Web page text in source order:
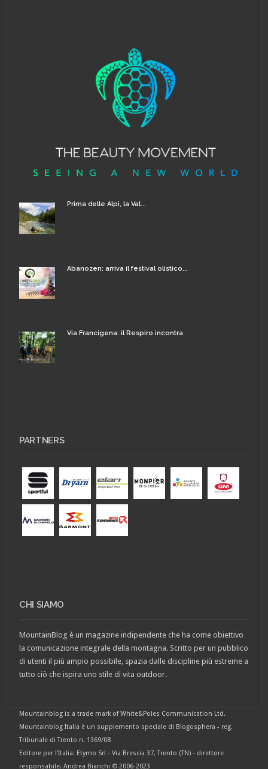
Prima delle Alpi, la Val...
Abanozen: arriva il festival olistico...
Via Francigena: il Respiro incontra
PARTNERS
CHI SIAMO
MountainBlog è un magazine indipendente che ha come obiettivo
la comunicazione integrale della montagna. Scritto per un pubblico
di utenti il più ampio possibile, spazia dalle discipline più estreme a
tutto ciò che ispira uno stile di vita outdoor.
Mountainblog is a trade mark of White&Poles Communication Ltd.
Mountainblog Italia è un supplemento speciale di Blogosphera - reg.
Tribunale di Trento n. 1369/08
Editore per l'Italia: Etymo Srl - Via Brescia 37, Trento (TN) - direttore
responsabile: Andrea Bianchi © 2006-2023